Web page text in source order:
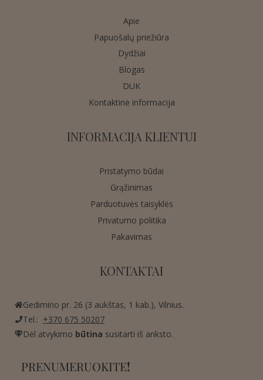
Apie
Papuošalų priežiūra
Dydžiai
Blogas
DUK
Kontaktinė informacija
INFORMACIJA KLIENTUI
Pristatymo būdai
Grąžinimas
Parduotuvės taisyklės
Privatumo politika
Pakavimas
KONTAKTAI
Gedimino pr. 26 (3 aukštas, 1 kab.), Vilnius.
Tel.: +370 675 50207
Dėl atvykimo būtina susitarti iš anksto.
PRENUMERUOKITE!